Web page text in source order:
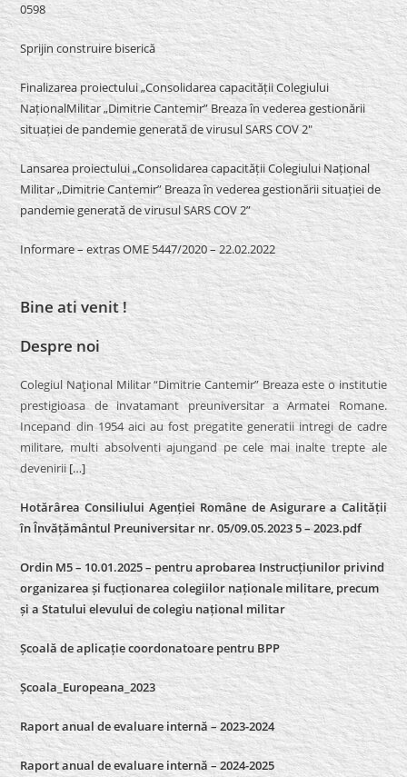
0598
Sprijin construire biserică
Finalizarea proiectului „Consolidarea capacității Colegiului
NaționalMilitar „Dimitrie Cantemir” Breaza în vederea gestionării
situației de pandemie generată de virusul SARS COV 2″
Lansarea proiectului „Consolidarea capacității Colegiului Național
Militar „Dimitrie Cantemir” Breaza în vederea gestionării situației de
pandemie generată de virusul SARS COV 2”
Informare – extras OME 5447/2020 – 22.02.2022
Bine ati venit !
Despre noi
Colegiul Naţional Militar “Dimitrie Cantemir” Breaza este o institutie
prestigioasa de invatamant preuniversitar a Armatei Romane.
Incepand din 1954 aici au fost pregatite generatii intregi de cadre
militare, multi absolventi ajungand pe cele mai inalte trepte ale
devenirii[…]
Hotărârea Consiliului Agenției Române de Asigurare a Calității
în Învățământul Preuniversitar nr. 05/09.05.2023 5 – 2023.pdf
Ordin M5 – 10.01.2025 – pentru aprobarea Instrucțiunilor privind
organizarea și fucționarea colegiilor naționale militare, precum
și a Statului elevului de colegiu național militar
Școală de aplicație coordonatoare pentru BPP
Școala_Europeana_2023
Raport anual de evaluare internă – 2023-2024
Raport anual de evaluare internă –2024-2025